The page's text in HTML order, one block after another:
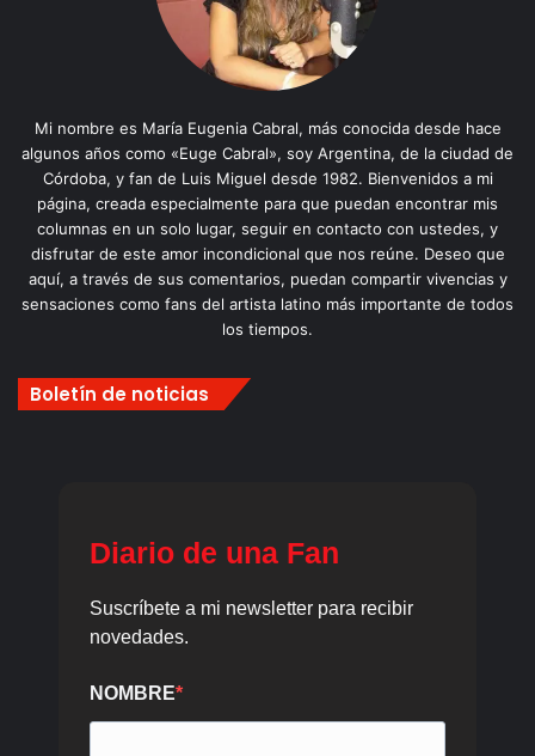
Mi nombre es María Eugenia Cabral, más conocida desde hace
algunos años como «Euge Cabral», soy Argentina, de la ciudad de
Córdoba, y fan de Luis Miguel desde 1982. Bienvenidos a mi
página, creada especialmente para que puedan encontrar mis
columnas en un solo lugar, seguir en contacto con ustedes, y
disfrutar de este amor incondicional que nos reúne. Deseo que
aquí, a través de sus comentarios, puedan compartir vivencias y
sensaciones como fans del artista latino más importante de todos
los tiempos.
Boletín de noticias